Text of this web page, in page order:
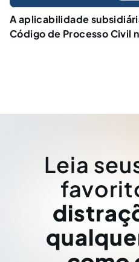
A aplicabilidade
Código de Processo Civil
Leia